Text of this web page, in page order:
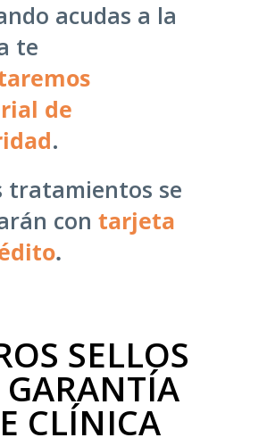
acudas a la
te
de
.
tratamientos se
con tarjeta
.
SELLOS
GARANTÍA
CLÍNICA